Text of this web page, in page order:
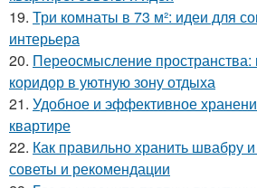
19. Три комнаты в 73 м²: идеи для
интерьера
20. Переосмысление пространства:
коридор в уютную зону отдыха
21. Удобное и эффективное
квартире
22. Как правильно хранить швабру
советы и рекомендации